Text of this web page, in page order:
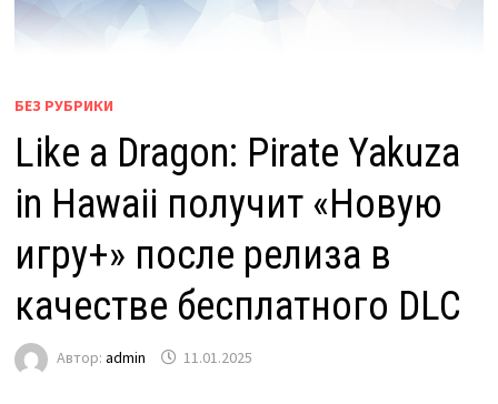
БЕЗ РУБРИКИ
Like a Dragon: Pirate Yakuza
in Hawaii получит «Новую
игру+» после релиза в
качестве бесплатного DLC
Автор: admin 11.01.2025